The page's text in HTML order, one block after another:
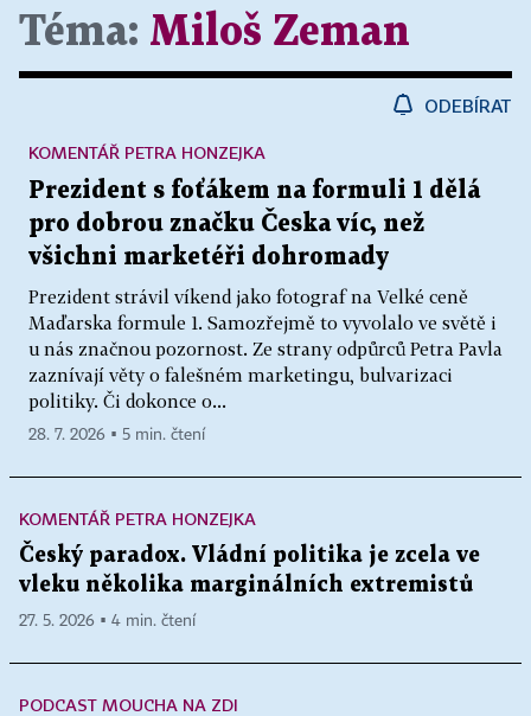
Téma: Miloš Zeman
ODEBÍRAT
Prezident s foťákem na formuli 1 dělá
pro dobrou značku Česka víc, než
všichni marketéři dohromady
Prezident strávil víkend jako fotograf na Velké ceně
Maďarska formule 1. Samozřejmě to vyvolalo ve světě i
u nás značnou pozornost. Ze strany odpůrců Petra Pavla
zaznívají věty o falešném marketingu, bulvarizaci
politiky. Či dokonce o...
KOMENTÁŘ PETRA HONZEJKA
28. 7. 2026 ▪ 5 min. čtení
KOMENTÁŘ PETRA HONZEJKA
Český paradox. Vládní politika je zcela ve
vleku několika marginálních extremistů
27. 5. 2026 ▪ 4 min. čtení
PODCAST MOUCHA NA ZDI